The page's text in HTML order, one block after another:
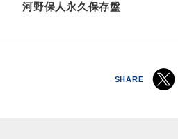
河野保人永久保存盤
SHARE